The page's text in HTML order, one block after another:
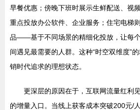
早餐优惠；傍晚下班时展示生鲜配送、视
重点投放办公软件、企业服务；住宅电梯
品——基于不同场景的精细化投放，让每
间遇见最需要的人群。这种“时空双维度”
销时代追求的理想状态。
更深层的原因在于，互联网流量红利
的增量入口。当线上获客成本突破200元/